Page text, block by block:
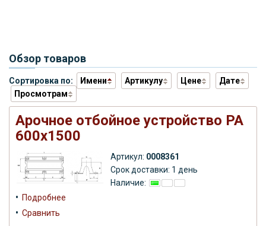
Обзор товаров
Сортировка по: Имени Артикулу Цене
Дате
Просмотрам
Арочное отбойное устройство РА
600х1500
Артикул: 0008361
Срок доставки: 1 день
Наличие:
• Подробнее
• Сравнить